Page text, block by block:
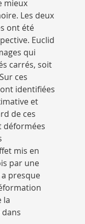
mieux
Les deux
ont été
Euclid
qui
carrés, soit
ces
identifiées
et
de ces
déformées
mis en
par une
presque
la